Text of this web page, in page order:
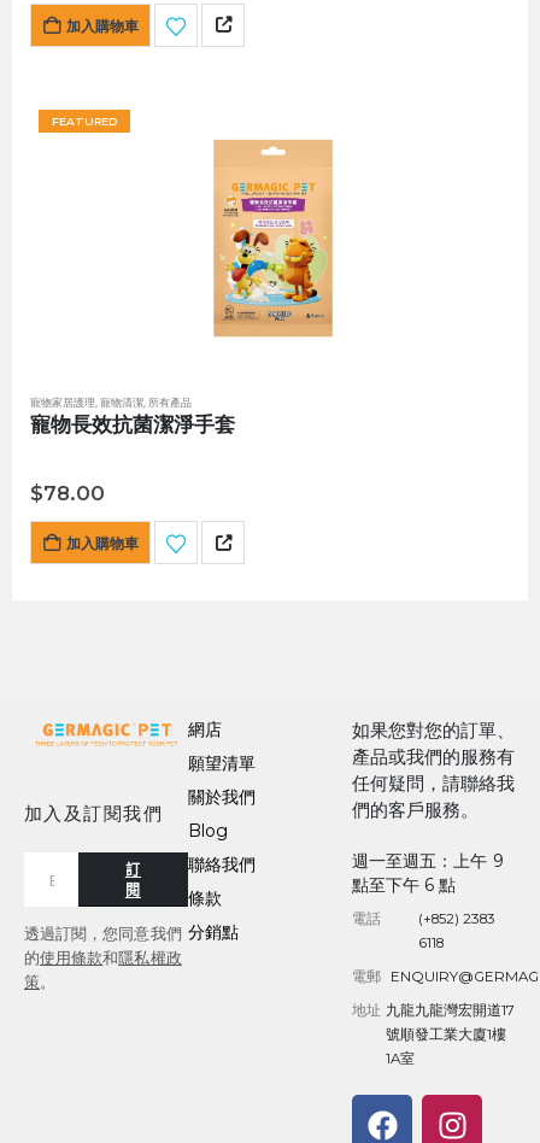
加入購物車
FEATURED
寵物家居護理 寵物清潔 所有產品
寵物長效抗菌潔淨手套
$78.00
加入購物車
加入及訂閱我們
訂
閱
透過訂閱，您同意我們
的使用條款和隱私權政
策。
網店
願望清單
關於我們
Blog
聯絡我們
條款
分銷點
如果您對您的訂單、
產品或我們的服務有
任何疑問，請聯絡我
們的客戶服務。
週一至週五：上午 9
點至下午 6 點
電話
(+852) 2383
6118
電郵
地址 九龍九龍灣宏開道17
號順發工業大廈1樓
1A室